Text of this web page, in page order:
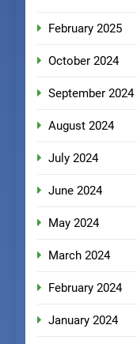
February 2025
October 2024
September 2024
August 2024
July 2024
June 2024
May 2024
March 2024
February 2024
January 2024